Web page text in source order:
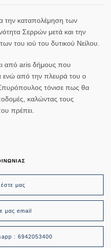
την καταπολέμηση των
Σερρών μετά και την
του ιού του δυτικού Νείλου.
από aris δήμους που
ενώ από την πλευρά του ο
τόνισε πως θα
καλώντας τους
πρέπει.
μας
μας email
: 6942053400